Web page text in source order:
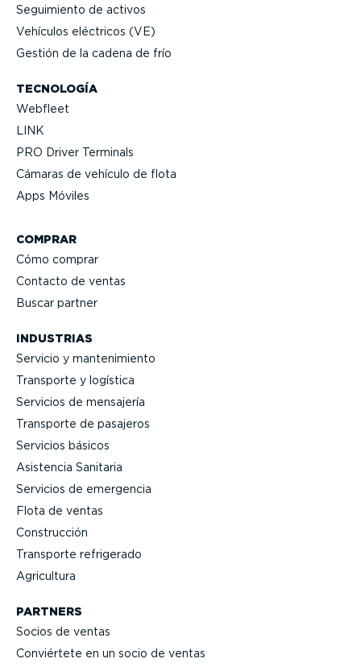
Seguimiento de activos
Vehículos eléctricos (VE)
Gestión de la cadena de frío
TECNOLOGÍA
Webfleet
LINK
PRO Driver Terminals
Cámaras de vehículo de flota
Apps Móviles
COMPRAR
Cómo comprar
Contacto de ventas
Buscar partner
INDUSTRIAS
Servicio y mante­ni­miento
Transporte y logística
Servicios de mensajería
Transporte de pasajeros
Servicios básicos
Asistencia Sanitaria
Servicios de emergencia
Flota de ventas
Construcción
Transporte refrigerado
Agricultura
PARTNERS
Socios de ventas
Conviértete en un socio de ventas